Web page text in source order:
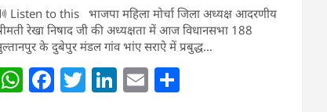
Listen to this भाजपा महिला मोर्चा जिला अध्यक्ष आदरणीय
रेखा निषाद जी की अध्यक्षता में आज विधानसभा 188
के दुबेपुर मंडल गांव भांए सराऐ में प्रबुद्ध…
W F T Li E